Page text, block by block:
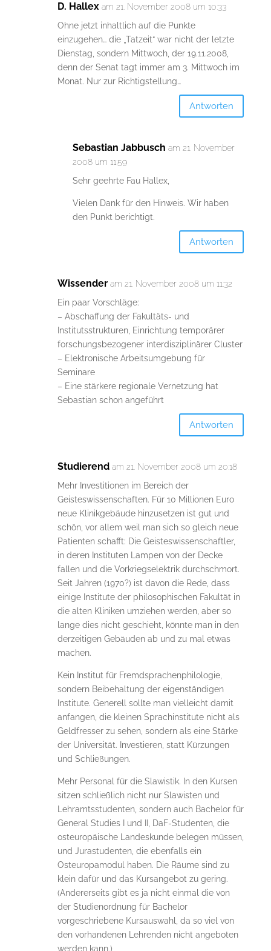
D. Hallex am 21. November 2008 um 10:33
Ohne jetzt inhaltlich auf die Punkte
einzugehen… die „Tatzeit“ war nicht der letzte
Dienstag, sondern Mittwoch, der 19.11.2008,
denn der Senat tagt immer am 3. Mittwoch im
Monat. Nur zur Richtigstellung…
Antworten
Sebastian Jabbusch am 21. November
2008 um 11:59
Sehr geehrte Fau Hallex,
Vielen Dank für den Hinweis. Wir haben
den Punkt berichtigt.
Antworten
Wissender am 21. November 2008 um 11:32
Ein paar Vorschläge:
– Abschaffung der Fakultäts- und
Institutsstrukturen, Einrichtung temporärer
forschungsbezogener interdisziplinärer Cluster
– Elektronische Arbeitsumgebung für
Seminare
– Eine stärkere regionale Vernetzung hat
Sebastian schon angeführt
Antworten
Studierend am 21. November 2008 um 20:18
Mehr Investitionen im Bereich der
Geisteswissenschaften. Für 10 Millionen Euro
neue Klinikgebäude hinzusetzen ist gut und
schön, vor allem weil man sich so gleich neue
Patienten schafft: Die Geisteswissenschaftler,
in deren Instituten Lampen von der Decke
fallen und die Vorkriegselektrik durchschmort.
Seit Jahren (1970?) ist davon die Rede, dass
einige Institute der philosophischen Fakultät in
die alten Kliniken umziehen werden, aber so
lange dies nicht geschieht, könnte man in den
derzeitigen Gebäuden ab und zu mal etwas
machen.
Kein Institut für Fremdsprachenphilologie,
sondern Beibehaltung der eigenständigen
Institute. Generell sollte man vielleicht damit
anfangen, die kleinen Sprachinstitute nicht als
Geldfresser zu sehen, sondern als eine Stärke
der Universität. Investieren, statt Kürzungen
und Schließungen.
Mehr Personal für die Slawistik. In den Kursen
sitzen schließlich nicht nur Slawisten und
Lehramtsstudenten, sondern auch Bachelor für
General Studies I und II, DaF-Studenten, die
osteuropäische Landeskunde belegen müssen,
und Jurastudenten, die ebenfalls ein
Osteuropamodul haben. Die Räume sind zu
klein dafür und das Kursangebot zu gering.
(Andererseits gibt es ja nicht einmal die von
der Studienordnung für Bachelor
vorgeschriebene Kursauswahl, da so viel von
den vorhandenen Lehrenden nicht angeboten
werden kann.)